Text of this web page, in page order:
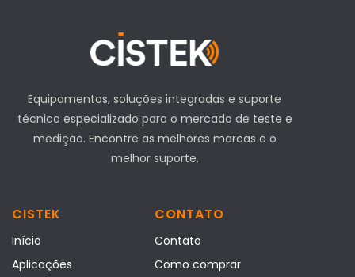
Equipamentos, soluções integradas e suporte
técnico especializado para o mercado de teste e
medição. Encontre as melhores marcas e o
melhor suporte.
CISTEK
Início
Aplicações
CONTATO
Contato
Como comprar